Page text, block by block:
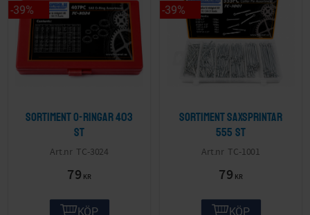
Sortiment O-ringar 403
st
TC-3024
79 KR
39%
KÖP
Sortiment Saxsprintar
555 st
TC-1001
79 KR
39%
KÖP